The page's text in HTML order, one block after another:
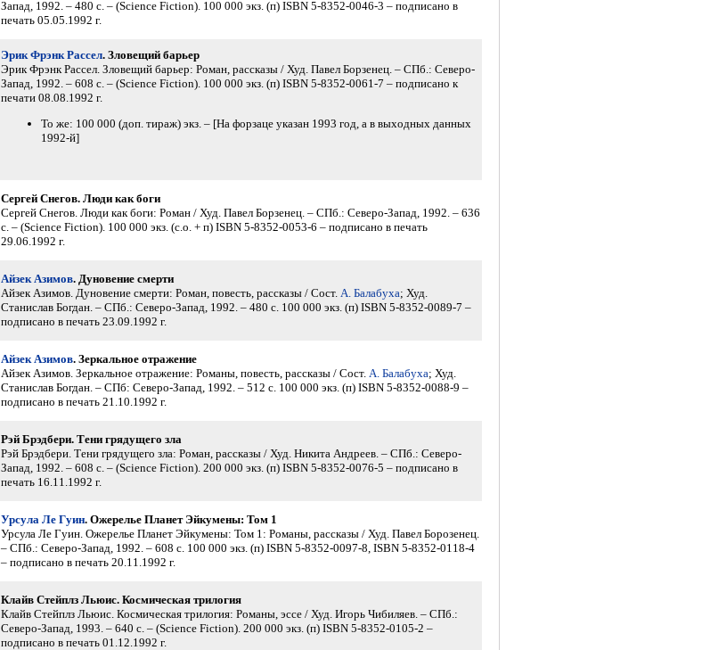
Запад, 1992. – 480 с. – (Science Fiction). 100 000 экз. (п) ISBN 5-8352-0046-3 – подписано в
печать 05.05.1992 г.
Эрик Фрэнк Рассел. Зловещий барьер
Эрик Фрэнк Рассел. Зловещий барьер: Роман, рассказы / Худ. Павел Борзенец. – СПб.: Северо-
Запад, 1992. – 608 с. – (Science Fiction). 100 000 экз. (п) ISBN 5-8352-0061-7 – подписано к
печати 08.08.1992 г.
То же: 100 000 (доп. тираж) экз. – [На форзаце указан 1993 год, а в выходных данных
1992-й]
Сергей Снегов. Люди как боги
Сергей Снегов. Люди как боги: Роман / Худ. Павел Борзенец. – СПб.: Северо-Запад, 1992. – 636
с. – (Science Fiction). 100 000 экз. (с.о. + п) ISBN 5-8352-0053-6 – подписано в печать
29.06.1992 г.
Айзек Азимов. Дуновение смерти
Айзек Азимов. Дуновение смерти: Роман, повесть, рассказы / Сост. А. Балабуха; Худ.
Станислав Богдан. – СПб.: Северо-Запад, 1992. – 480 с. 100 000 экз. (п) ISBN 5-8352-0089-7 –
подписано в печать 23.09.1992 г.
Айзек Азимов. Зеркальное отражение
Айзек Азимов. Зеркальное отражение: Романы, повесть, рассказы / Сост. А. Балабуха; Худ.
Станислав Богдан. – СПб: Северо-Запад, 1992. – 512 с. 100 000 экз. (п) ISBN 5-8352-0088-9 –
подписано в печать 21.10.1992 г.
Рэй Брэдбери. Тени грядущего зла
Рэй Брэдбери. Тени грядущего зла: Роман, рассказы / Худ. Никита Андреев. – СПб.: Северо-
Запад, 1992. – 608 с. – (Science Fiction). 200 000 экз. (п) ISBN 5-8352-0076-5 – подписано в
печать 16.11.1992 г.
Урсула Ле Гуин. Ожерелье Планет Эйкумены: Том 1
Урсула Ле Гуин. Ожерелье Планет Эйкумены: Том 1: Романы, рассказы / Худ. Павел Борозенец.
– СПб.: Северо-Запад, 1992. – 608 с. 100 000 экз. (п) ISBN 5-8352-0097-8, ISBN 5-8352-0118-4
– подписано в печать 20.11.1992 г.
Клайв Стейплз Льюис. Космическая трилогия
Клайв Стейплз Льюис. Космическая трилогия: Романы, эссе / Худ. Игорь Чибиляев. – СПб.:
Северо-Запад, 1993. – 640 с. – (Science Fiction). 200 000 экз. (п) ISBN 5-8352-0105-2 –
подписано в печать 01.12.1992 г.